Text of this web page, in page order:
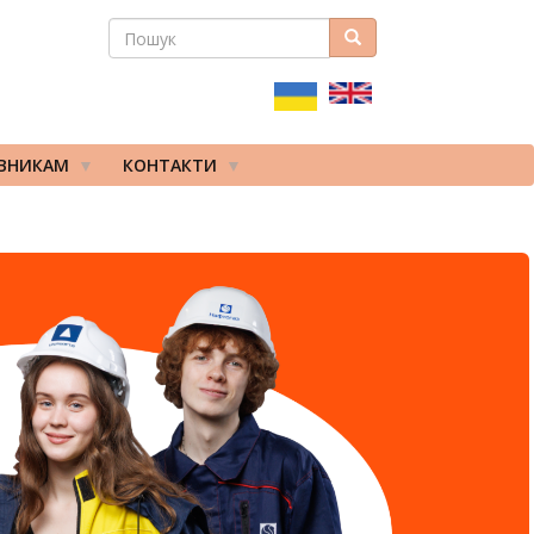
ПОШУКОВА
ПОШУК Пошук
КОНТАКТИ